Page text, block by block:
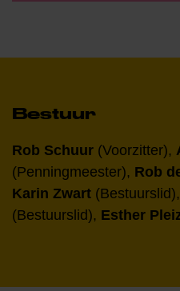
Bestuur
Rob Schuur (Voorzitter),
(Penningmeester), Rob
Karin Zwart (Bestuurslid),
(Bestuurslid), Esther